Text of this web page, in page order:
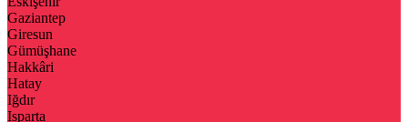
Gaziantep
Giresun
Gümüşhane
Hakkâri
Hatay
Iğdır
Isparta